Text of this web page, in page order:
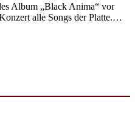
Album „Black Anima“ vor
alle Songs der Platte.…